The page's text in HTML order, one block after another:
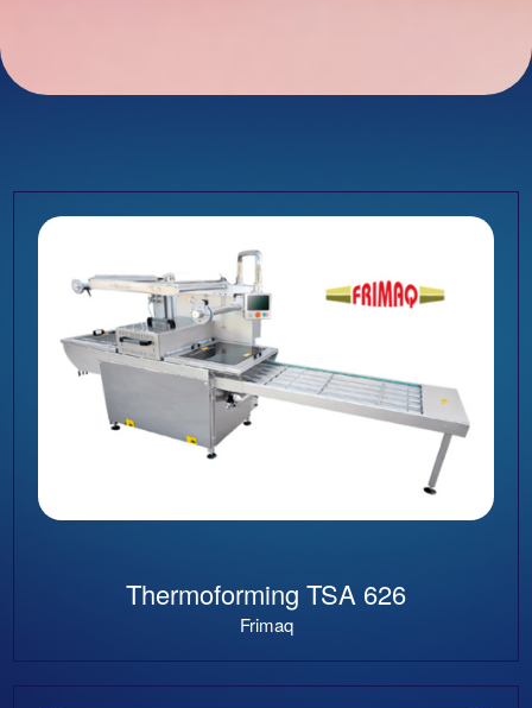
Thermoforming TSA 626
Frimaq